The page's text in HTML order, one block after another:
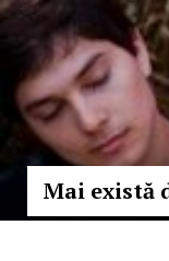
Mai există